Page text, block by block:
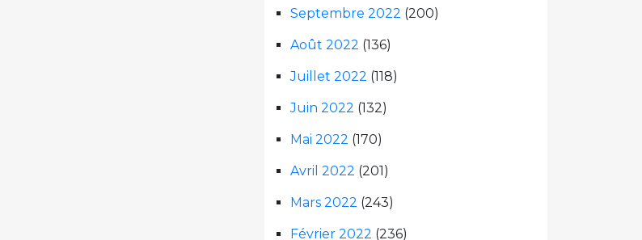
Septembre 2022 (200)
Août 2022 (136)
Juillet 2022 (118)
Juin 2022 (132)
Mai 2022 (170)
Avril 2022 (201)
Mars 2022 (243)
Février 2022 (236)